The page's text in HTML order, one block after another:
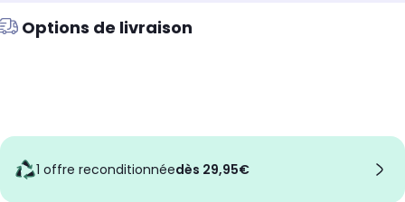
Options de livraison
1 offre reconditionnée dès 29,95€